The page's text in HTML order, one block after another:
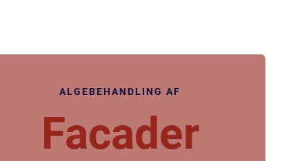
ALGEBEHANDLING AF
Facader